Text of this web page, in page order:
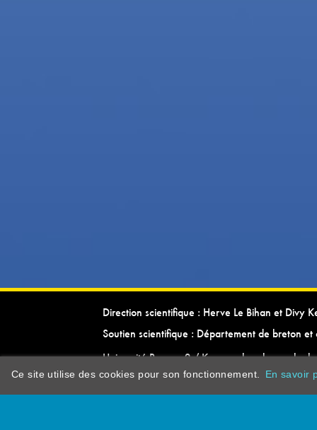
Direction scientifique : Herve Le Bihan et Divy
Soutien scientifique : Département de breton et
Université Rennes 2 / Kevrenn brezhoneg ha
Ce site utilise des cookies pour son fonctionnement. En savoir